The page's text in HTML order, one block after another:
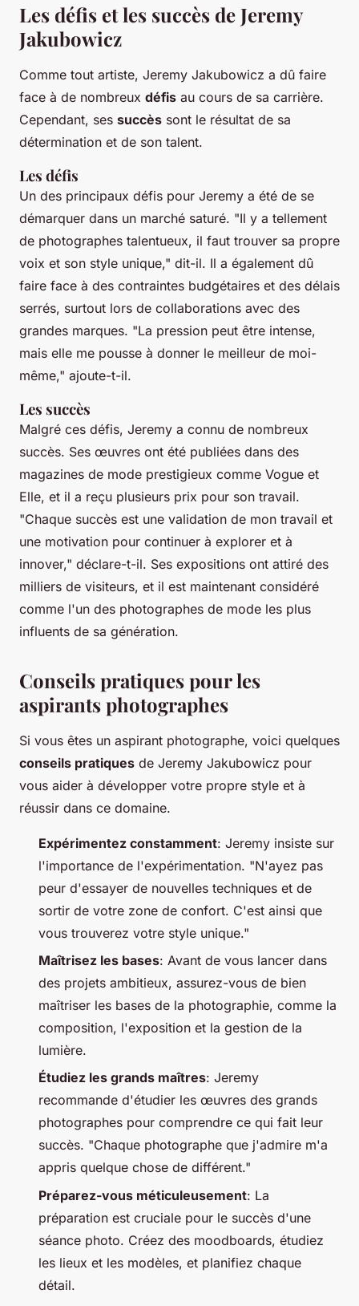
Les défis et les succès de Jeremy
Jakubowicz
Comme tout artiste, Jeremy Jakubowicz a dû faire
face à de nombreux défis au cours de sa carrière.
Cependant, ses succès sont le résultat de sa
détermination et de son talent.
Les défis
Un des principaux défis pour Jeremy a été de se
démarquer dans un marché saturé. "Il y a tellement
de photographes talentueux, il faut trouver sa propre
voix et son style unique," dit-il. Il a également dû
faire face à des contraintes budgétaires et des délais
serrés, surtout lors de collaborations avec des
grandes marques. "La pression peut être intense,
mais elle me pousse à donner le meilleur de moi-
même," ajoute-t-il.
Les succès
Malgré ces défis, Jeremy a connu de nombreux
succès. Ses œuvres ont été publiées dans des
magazines de mode prestigieux comme Vogue et
Elle, et il a reçu plusieurs prix pour son travail.
"Chaque succès est une validation de mon travail et
une motivation pour continuer à explorer et à
innover," déclare-t-il. Ses expositions ont attiré des
milliers de visiteurs, et il est maintenant considéré
comme l'un des photographes de mode les plus
influents de sa génération.
Conseils pratiques pour les
aspirants photographes
Si vous êtes un aspirant photographe, voici quelques
conseils pratiques de Jeremy Jakubowicz pour
vous aider à développer votre propre style et à
réussir dans ce domaine.
Expérimentez constamment: Jeremy insiste sur
l'importance de l'expérimentation. "N'ayez pas
peur d'essayer de nouvelles techniques et de
sortir de votre zone de confort. C'est ainsi que
vous trouverez votre style unique."
Maîtrisez les bases: Avant de vous lancer dans
des projets ambitieux, assurez-vous de bien
maîtriser les bases de la photographie, comme la
composition, l'exposition et la gestion de la
lumière.
Étudiez les grands maîtres: Jeremy
recommande d'étudier les œuvres des grands
photographes pour comprendre ce qui fait leur
succès. "Chaque photographe que j'admire m'a
appris quelque chose de différent."
Préparez-vous méticuleusement: La
préparation est cruciale pour le succès d'une
séance photo. Créez des moodboards, étudiez
les lieux et les modèles, et planifiez chaque
détail.